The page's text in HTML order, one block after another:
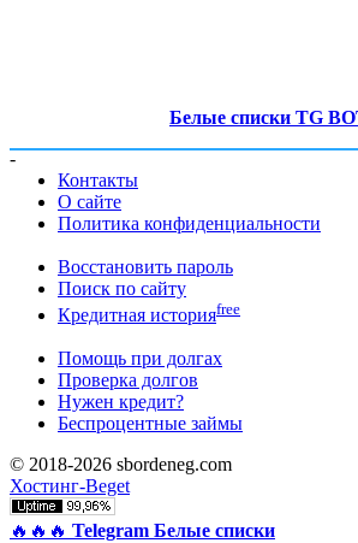
Белые списки TG
-
Контакты
О сайте
Политика конфиденциальности
Восстановить пароль
Поиск по сайту
Кредитная историяfree
Помощь при долгах
Проверка долгов
Нужен кредит?
Беспроцентные займы
© 2018-2026 sbordeneg.com
Хостинг-Beget
🔥🔥🔥 Telegram Белые списки